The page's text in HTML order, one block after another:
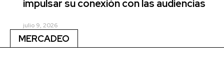
impulsar su conexión con las audiencias
julio 9, 2026
MERCADEO